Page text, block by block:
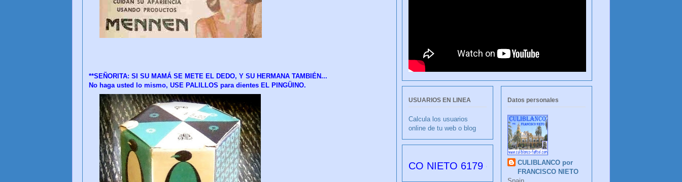
**SEÑORITA: SI SU MAMÁ SE METE EL DEDO, Y SU HERMANA TAMBIÉN...
No haga usted lo mismo, USE PALILLOS para dientes EL PINGÜINO.
USUARIOS EN LINEA
Calcula los usuarios
online de tu web o blog
CULIBLANCO por FRANCISCO NIETO 6179 días desde su creación
Datos personales
CULIBLANCO por
FRANCISCO NIETO